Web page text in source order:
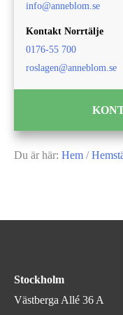
info@anneblom.se
Kontakt Norrtälje
0176-55 700
roslagen@anneblom.se
Du är här: Hem /
Stockholm
Västberga Allé 36 A